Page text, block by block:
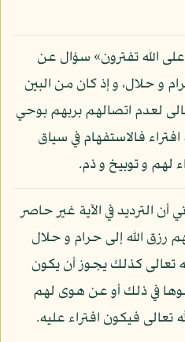
الله تفترون» سؤال عن
و حلال، و إذ كان من البين
لعدم اتصالهم بربهم بوحي
فالاستفهام في سياق
لهم و توبيخ و ذم.
أن الترديد في الآية غير حاصر
رزق الله إلى حرام و حلال
تعالى كذلك يجوز أن يكون
في ذلك أو عن هوى لهم
تعالى فيكون افتراء عليه.